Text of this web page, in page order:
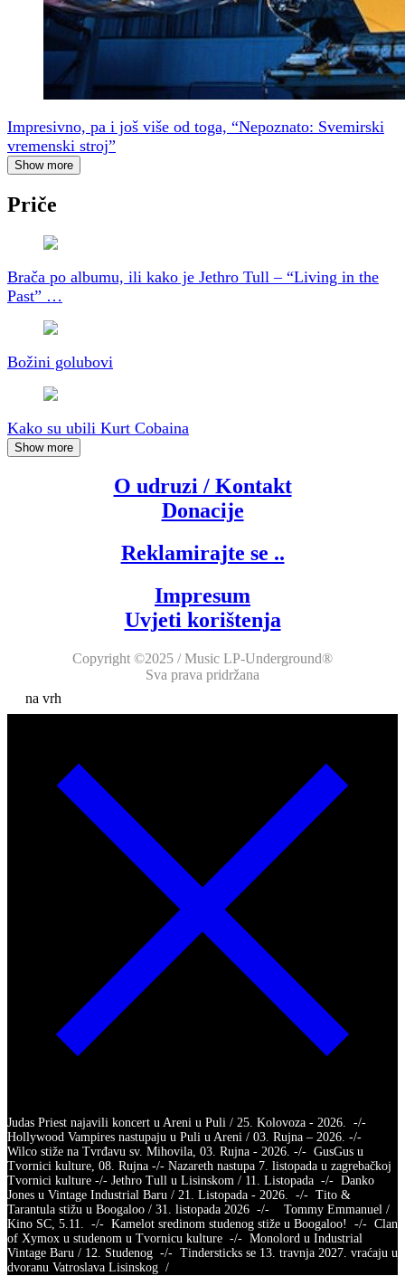
Impresivno, pa i još više od toga, “Nepoznato: Svemirski
vremenski stroj”
Show more
Priče
Brača po albumu, ili kako je Jethro Tull – “Living in the
Past” …
Božini golubovi
Kako su ubili Kurt Cobaina
Show more
O udruzi / Kontakt
Donacije
Reklamirajte se ..
Impresum
Uvjeti korištenja
Copyright ©2025 / Music LP-Underground®
Sva prava pridržana
na vrh
Judas Priest najavili koncert u Areni u Puli / 25. Kolovoza - 2026. -/-
Hollywood Vampires nastupaju u Puli u Areni / 03. Rujna – 2026. -/-
Wilco stiže na Tvrđavu sv. Mihovila, 03. Rujna - 2026. -/- GusGus u
Tvornici kulture, 08. Rujna -/- Nazareth nastupa 7. listopada u zagrebačkoj
Tvornici kulture -/- Jethro Tull u Lisinskom / 11. Listopada -/- Danko
Jones u Vintage Industrial Baru / 21. Listopada - 2026. -/- Tito &
Tarantula stižu u Boogaloo / 31. listopada 2026 -/- Tommy Emmanuel /
Kino SC, 5.11. -/- Kamelot sredinom studenog stiže u Boogaloo! -/- Clan
of Xymox u studenom u Tvornicu kulture -/- Monolord u Industrial
Vintage Baru / 12. Studenog -/- Tindersticks se 13. travnja 2027. vraćaju u
dvoranu Vatroslava Lisinskog /